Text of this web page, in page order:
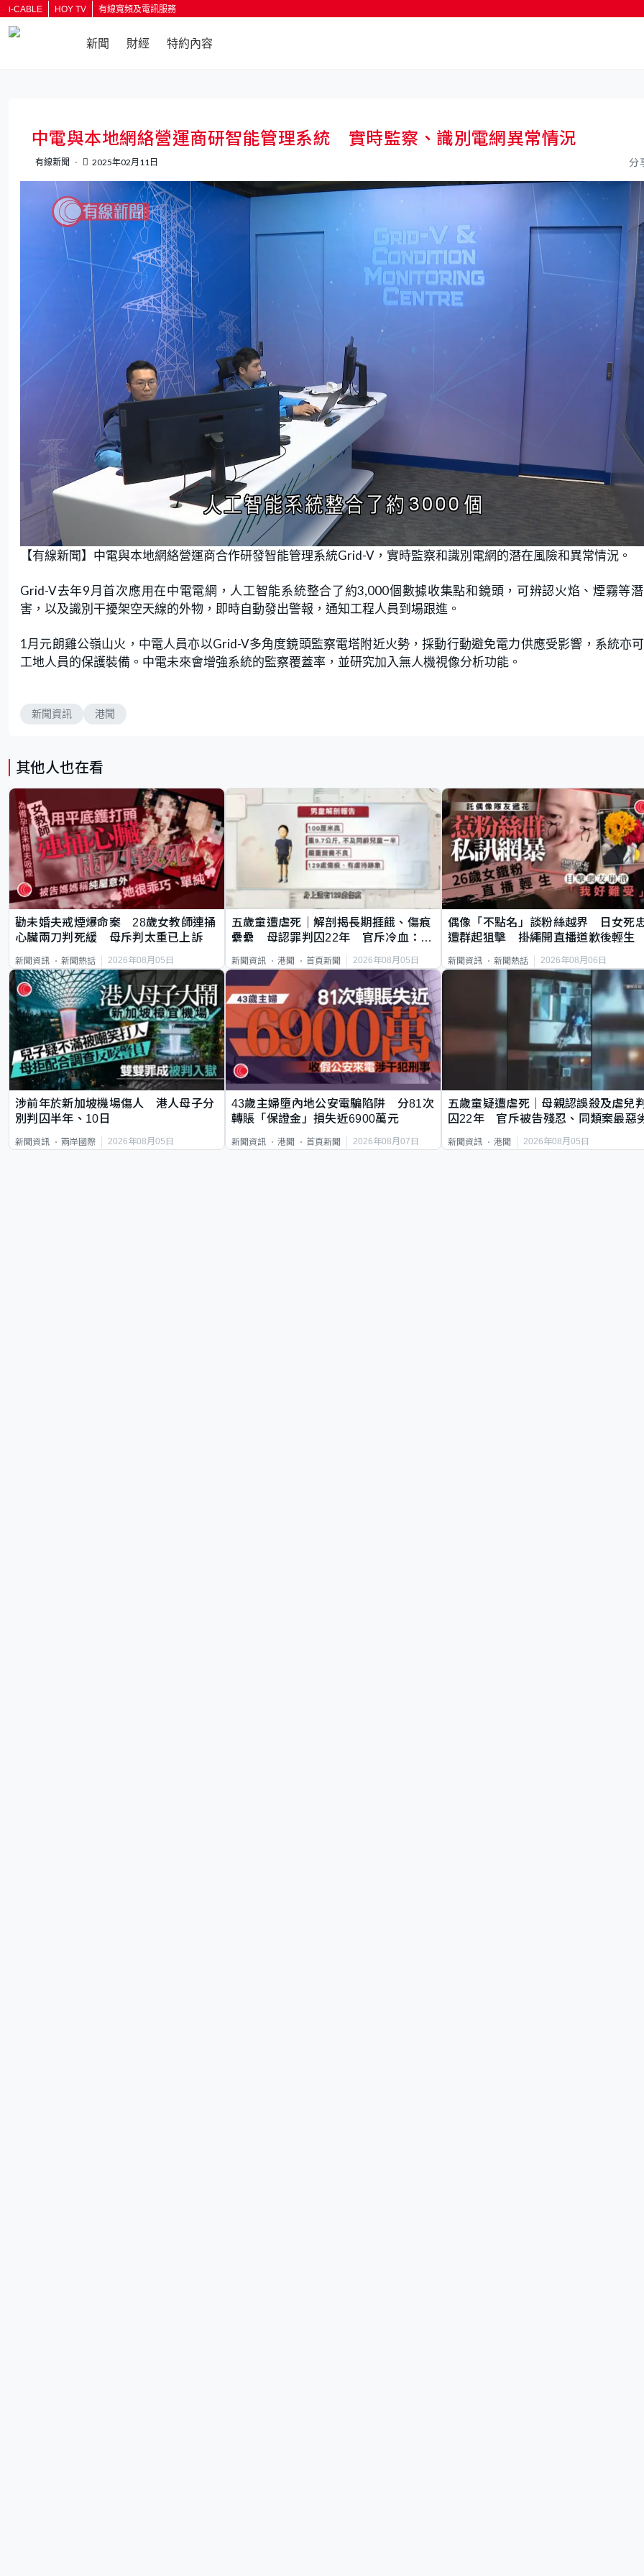
i-CABLE HOY TV 有線寬頻及電訊服務
新聞 財經 特約內容
中電與本地網絡營運商研智能管理系統 實時監察、識別電網異常情況
有線新聞 2025年02月11日 分
n
m
u
L
o
a
d
6
9
.
6
4
【有線新聞】中電與本地網絡營運商合作研發智能管理系統Grid-V，實時監察和識別電網的潛在風險和異常情況。
Grid-V去年9月首次應用在中電電網，人工智能系統整合了約3,000個數據收集點和鏡頭，可辨認火焰、煙霧等
害，以及識別干擾架空天線的外物，即時自動發出警報，通知工程人員到場跟進。
1月元朗雞公嶺山火，中電人員亦以Grid-V多角度鏡頭監察電塔附近火勢，採動行動避免電力供應受影響，系統亦
工地人員的保護裝備。中電未來會增強系統的監察覆蓋率，並研究加入無人機視像分析功能。
新聞資訊 港聞
其他人也在看
勸未婚夫戒煙爆命案 28歲女教師連捅
心臟兩刀判死緩 母斥判太重已上訴
新聞資訊 新聞熱話 2026年08月05日
五歲童遭虐死｜解剖揭長期捱餓、傷痕
纍纍 母認罪判囚22年 官斥冷血：同
新聞資訊 港聞 首頁新聞 2026年08月05日
偶像「不點名」談粉絲越界 日女死
遭群起狙擊 掛繩開直播道歉後輕生
新聞資訊 新聞熱話 2026年08月06日
涉前年於新加坡機場傷人 港人母子分
別判囚半年、10日
新聞資訊 兩岸國際 2026年08月05日
43歲主婦墮內地公安電騙陷阱 分81次
轉賬「保證金」損失近6900萬元
新聞資訊 港聞 首頁新聞 2026年08月07日
五歲童疑遭虐死｜母親認誤殺及虐兒
囚22年 官斥被告殘忍、同類案最惡
新聞資訊 港聞 2026年08月05日